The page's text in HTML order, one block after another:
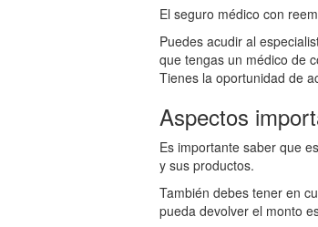
El seguro médico con
Puedes acudir al
que tengas un médico de
Tienes la oportunidad de
Aspectos
Es importante saber que
y sus productos.
También debes tener en
pueda devolver el monto